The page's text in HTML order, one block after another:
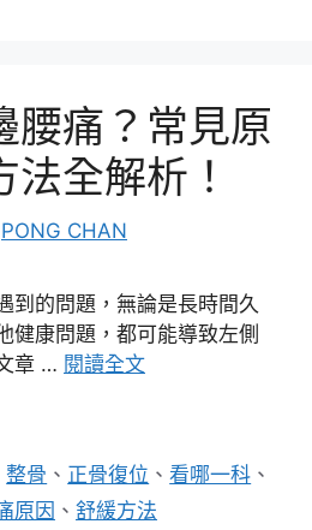
腰痛？常見原
法全解析！
PONG CHAN
到的問題，無論是長時間久
健康問題，都可能導致左側
章 … 閱讀全文
整骨 、 正骨復位 、看哪一科 、
原因 、 舒緩方法